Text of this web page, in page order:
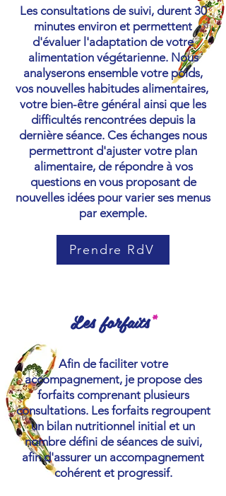
Les consultations de suivi, durent 30
minutes environ et permettent
d'évaluer l'adaptation de votre
alimentation végétarienne. Nous
analyserons ensemble votre poids,
vos nouvelles habitudes alimentaires,
votre bien-être général ainsi que les
difficultés rencontrées depuis la
dernière séance. Ces échanges nous
permettront d'ajuster votre plan
alimentaire, de répondre à vos
questions en vous proposant de
nouvelles idées pour varier ses menus
par exemple.
Prendre RdV
Les forfaits*
Afin de faciliter votre
accompagnement, je propose des
forfaits comprenant plusieurs
consultations. Les forfaits regroupent
un bilan nutritionnel initial et un
nombre défini de séances de suivi,
afin d'assurer un accompagnement
cohérent et progressif.